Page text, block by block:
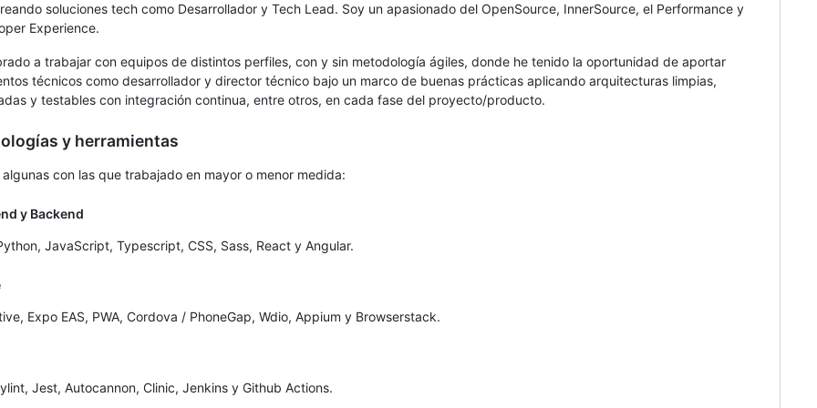
soluciones tech como Desarrollador y Tech Lead. Soy un apasionado del OpenSource, InnerSource, el Performance y
Experience.
a trabajar con equipos de distintos perfiles, con y sin metodología ágiles, donde he tenido la oportunidad de aportar
técnicos como desarrollador y director técnico bajo un marco de buenas prácticas aplicando arquitecturas limpias,
y testables con integración continua, entre otros, en cada fase del proyecto/producto.
y herramientas
algunas con las que trabajado en mayor o menor medida:
y Backend
JavaScript, Typescript, CSS, Sass, React y Angular.
Expo EAS, PWA, Cordova / PhoneGap, Wdio, Appium y Browserstack.
Jest, Autocannon, Clinic, Jenkins y Github Actions.